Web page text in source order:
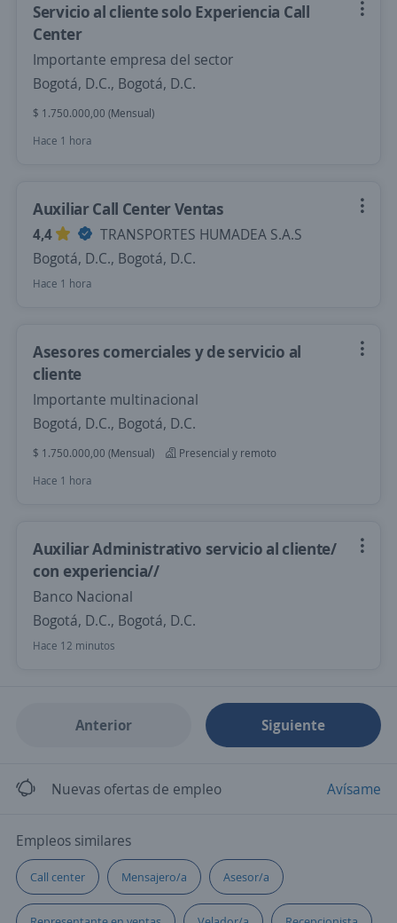
Servicio al cliente solo Experiencia Call
Center
Importante empresa del sector
Bogotá, D.C., Bogotá, D.C.
$ 1.750.000,00 (Mensual)
Hace 1 hora
Auxiliar Call Center Ventas
4,4
TRANSPORTES HUMADEA S.A.S
Bogotá, D.C., Bogotá, D.C.
Hace 1 hora
Asesores comerciales y de servicio al
cliente
Importante multinacional
Bogotá, D.C., Bogotá, D.C.
$ 1.750.000,00 (Mensual)
Presencial y remoto
Hace 1 hora
Auxiliar Administrativo servicio al cliente/
con experiencia//
Banco Nacional
Bogotá, D.C., Bogotá, D.C.
Hace 12 minutos
Anterior Siguiente
Nuevas ofertas de empleo Avísame
Empleos similares
Call center Mensajero/a Asesor/a